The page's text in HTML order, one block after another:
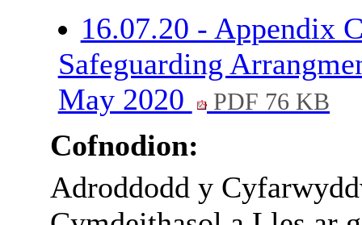
16.07.20 - Appendix
Safeguarding
May 2020
PDF 76 KB
Cofnodion:
Adroddodd y